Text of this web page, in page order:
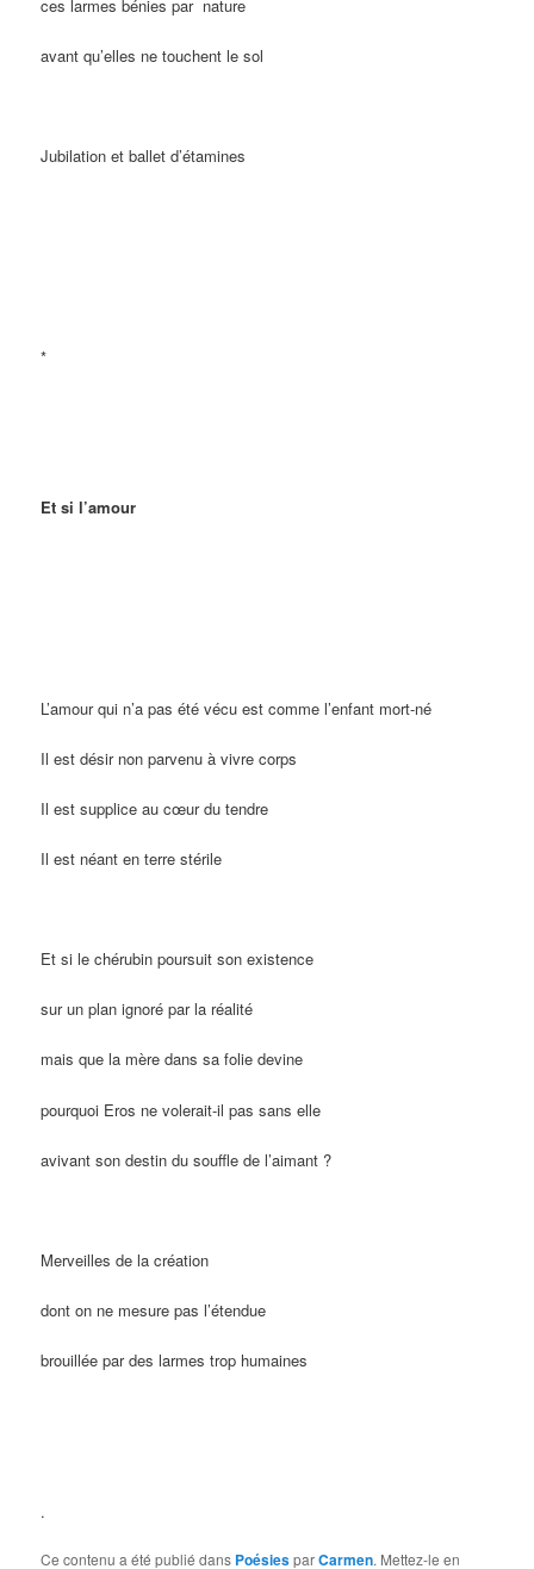
ces larmes bénies par nature
avant qu’elles ne touchent le sol
Jubilation et ballet d’étamines
*
Et si l’amour
L’amour qui n’a pas été vécu est comme l’enfant mort-né
Il est désir non parvenu à vivre corps
Il est supplice au cœur du tendre
Il est néant en terre stérile
Et si le chérubin poursuit son existence
sur un plan ignoré par la réalité
mais que la mère dans sa folie devine
pourquoi Eros ne volerait-il pas sans elle
avivant son destin du souffle de l’aimant ?
Merveilles de la création
dont on ne mesure pas l’étendue
brouillée par des larmes trop humaines
.
Ce contenu a été publié dans PoésiesparCarmen. Mettez-le en